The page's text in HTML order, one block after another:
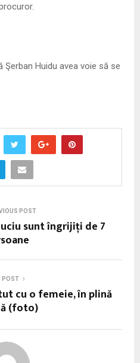
Huidu avea voie să se
POST
sunt îngrijiți de 7
POST
cu o femeie, în plină
(foto)